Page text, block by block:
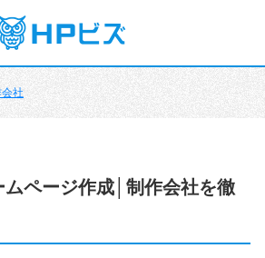
社
ページ作成│制作会社を徹